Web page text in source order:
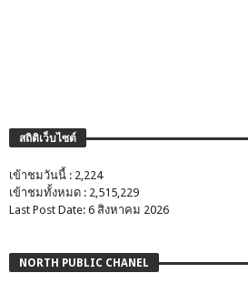
สถิติเว็บไซต์
เข้าชมวันนี้ : 2,224
เข้าชมทั้งหมด : 2,515,229
Last Post Date: 6 สิงหาคม 2026
NORTH PUBLIC CHANEL